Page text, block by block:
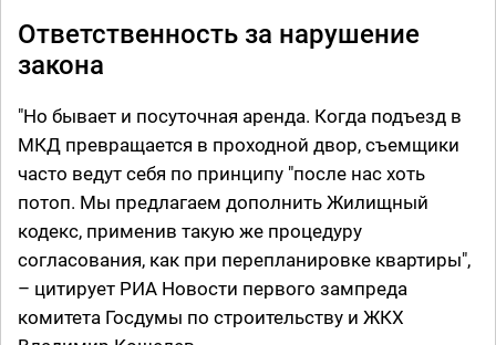
Ответственность за нарушение
закона
"Но бывает и посуточная аренда. Когда подъезд в
МКД превращается в проходной двор, съемщики
часто ведут себя по принципу "после нас хоть
потоп. Мы предлагаем дополнить Жилищный
кодекс, применив такую же процедуру
согласования, как при перепланировке квартиры",
– цитирует РИА Новости первого зампреда
комитета Госдумы по строительству и ЖКХ